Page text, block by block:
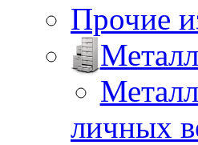
Прочие
личных